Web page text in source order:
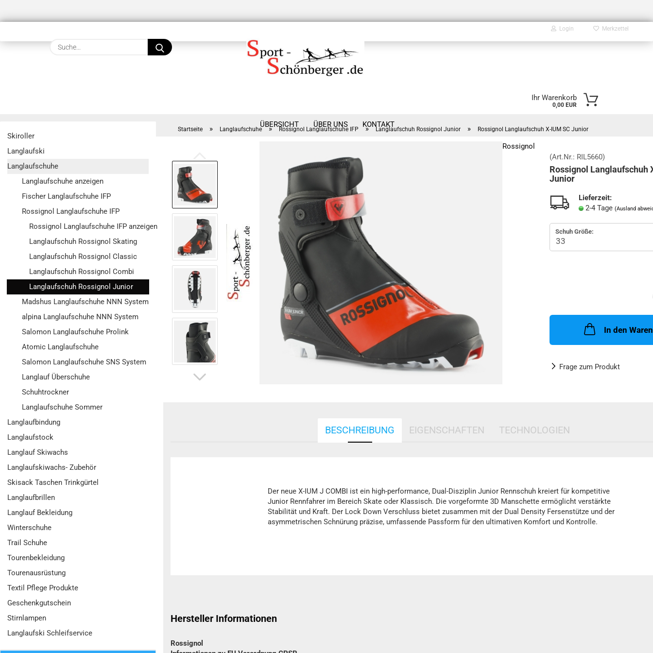
Login Merkzettel
Suche...
Ihr Warenkorb
0,00 EUR
ÜBERSICHT ÜBER UNS KONTAKT
Startseite » Langlaufschuhe » Rossignol Langlaufschuhe IFP » Langlaufschuh Rossignol Junior » Rossignol Langlaufschuh X-IUM SC Junior
Rossignol
(Art.Nr.: RIL5660)
Rossignol Langlaufschuh
Junior
Lieferzeit:
2-4 Tage (Ausland
Schuh Größe:
In den
Frage zum Produkt
BESCHREIBUNG EIGENSCHAFTEN TECHNOLOGIEN
Der neue X-IUM J COMBI ist ein high-performance, Dual-Disziplin Junior Rennschuh kreiert für kompetitive
Junior Rennfahrer im Bereich Skate oder Klassisch. Die vorgeformte 3D Manschette ermöglicht verstärkte
Stabilität und Kraft. Der Lock Down Verschluss bietet zusammen mit der Dual Density Fersenstütze und der
asymmetrischen Schnürung präzise, umfassende Passform für den ultimativen Komfort und Kontrolle.
Hersteller Informationen
Rossignol
Skiroller
Langlaufski
Langlaufschuhe
Langlaufschuhe anzeigen
Fischer Langlaufschuhe IFP
Rossignol Langlaufschuhe IFP
Rossignol Langlaufschuhe IFP anzeigen
Langlaufschuh Rossignol Skating
Langlaufschuh Rossignol Classic
Langlaufschuh Rossignol Combi
Langlaufschuh Rossignol Junior
Madshus Langlaufschuhe NNN System
alpina Langlaufschuhe NNN System
Salomon Langlaufschuhe Prolink
Atomic Langlaufschuhe
Salomon Langlaufschuhe SNS System
Langlauf Überschuhe
Schuhtrockner
Langlaufschuhe Sommer
Langlaufbindung
Langlaufstock
Langlauf Skiwachs
Langlaufskiwachs- Zubehör
Skisack Taschen Trinkgürtel
Langlaufbrillen
Langlauf Bekleidung
Winterschuhe
Trail Schuhe
Tourenbekleidung
Tourenausrüstung
Textil Pflege Produkte
Geschenkgutschein
Stirnlampen
Langlaufski Schleifservice